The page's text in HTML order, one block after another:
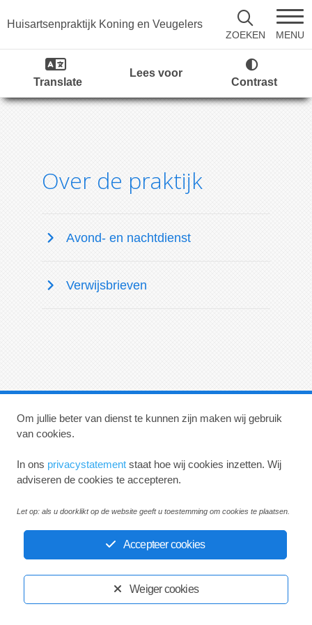
Huisartsenpraktijk Koning en Veugelers
ZOEKEN MENU
Translate
Lees voor
Contrast
Over de praktijk
Avond- en nachtdienst
Verwijsbrieven
Huisartsenpraktijk Koning en Veugelers
Weiger cookies
Accepteer cookies
Om jullie beter van dienst te kunnen zijn maken wij gebruik
van cookies.
In ons privacystatement staat hoe wij cookies inzetten. Wij
adviseren de cookies te accepteren.
Let op: als u doorklikt op de website geeft u toestemming om cookies te plaatsen.